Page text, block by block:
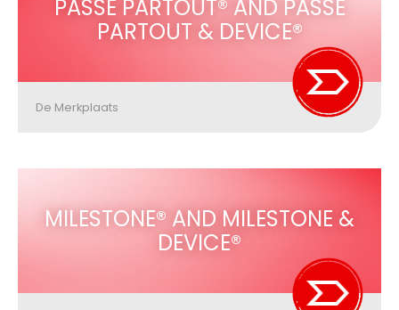
PASSE PARTOUT® AND PASSE
PARTOUT & DEVICE®
De Merkplaats
MILESTONE® AND MILESTONE &
DEVICE®